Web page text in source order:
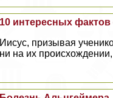
10 интересных
Иисус, призывая
ни на их